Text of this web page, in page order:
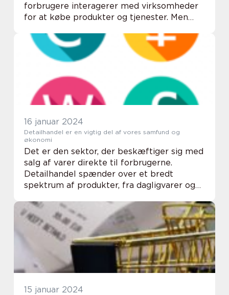
forbrugere interagerer med virksomheder
for at købe produkter og tjenester. Men
Og hvordan har det udviklet sig gennem
historien? I d...
16 januar 2024
Detailhandel er en vigtig del af vores samfund og
økonomi
Det er den sektor, der beskæftiger sig med
salg af varer direkte til forbrugerne.
Detailhandel spænder over et bredt
spektrum af produkter, fra dagligvarer og
denne artikel vil vi se nærmere på
detailhandel og u...
15 januar 2024